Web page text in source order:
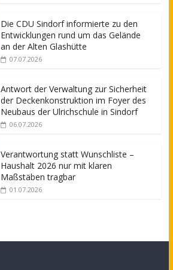
Die CDU Sindorf informierte zu den
Entwicklungen rund um das Gelände
an der Alten Glashütte
07.07.2026
Antwort der Verwaltung zur Sicherheit
der Deckenkonstruktion im Foyer des
Neubaus der Ulrichschule in Sindorf
06.07.2026
Verantwortung statt Wunschliste –
Haushalt 2026 nur mit klaren
Maßstäben tragbar
01.07.2026